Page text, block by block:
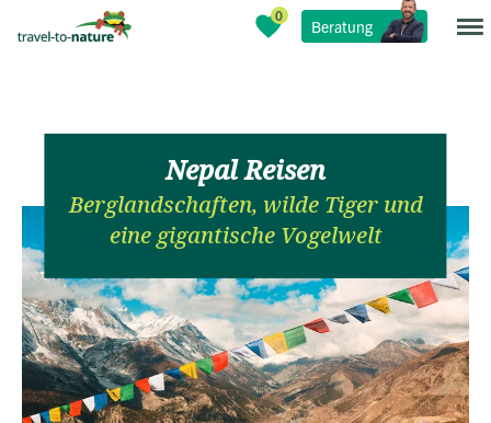
Beratung
Nepal Reisen
Berglandschaften, wilde Tiger und
eine gigantische Vogelwelt